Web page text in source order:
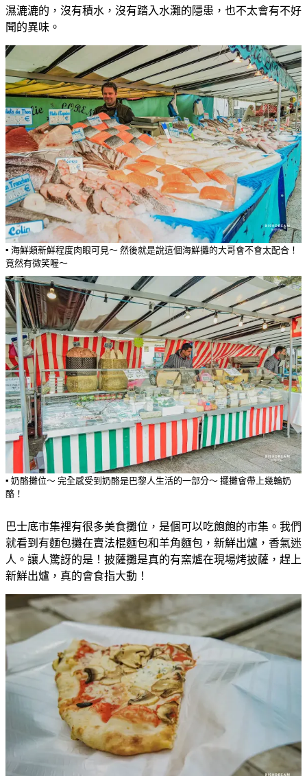
濕漉漉的，沒有積水，沒有踏入水灘的隱患，也不太會有不好
聞的異味。
▪️ 海鮮類新鮮程度肉眼可見～ 然後就是說這個海鮮攤的大哥會不會太配合！
竟然有微笑喔～
▪️ 奶酪攤位～ 完全感受到奶酪是巴黎人生活的一部分～ 擺攤會帶上幾輪奶
酪！
巴士底市集裡有很多美食攤位，是個可以吃飽飽的市集。我們
就看到有麵包攤在賣法棍麵包和羊角麵包，新鮮出爐，香氣迷
人。讓人驚訝的是！披薩攤是真的有窯爐在現場烤披薩，趕上
新鮮出爐，真的會食指大動！